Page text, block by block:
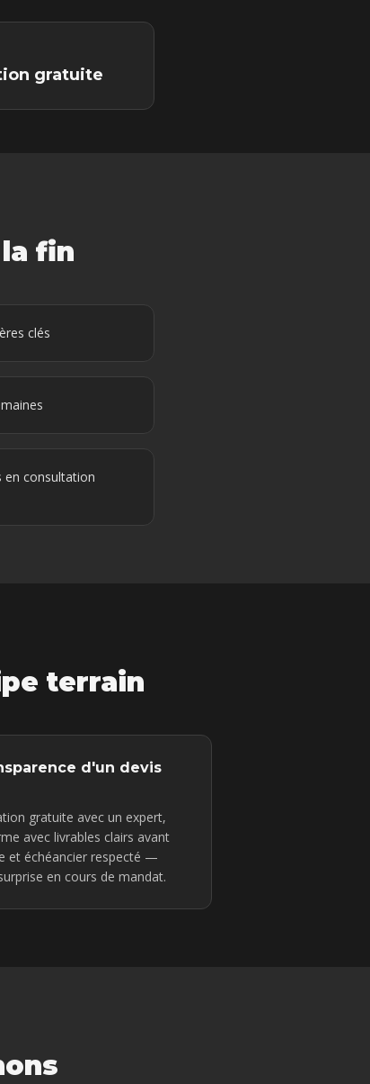
gratuite
fin
clés
en consultation
terrain
d'un devis
gratuite avec un expert,
avec livrables clairs avant
et échéancier respecté —
en cours de mandat.